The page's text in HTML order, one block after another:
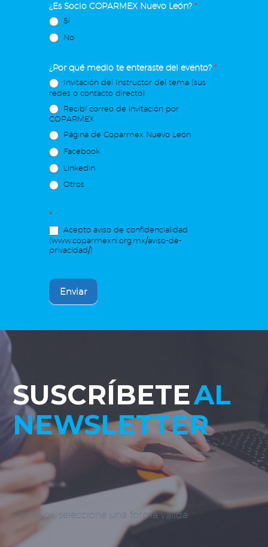
¿Es Socio COPARMEX Nuevo León? *
Sí
No
¿Por qué medio te enteraste del evento? *
Invitación del Instructor del tema (sus
redes o contacto directo)
Recibí correo de invitación por
COPARMEX
Página de Coparmex Nuevo León
Facebook
Linkedin
Otros
*
Acepto aviso de confidencialidad
(www.coparmexnl.org.mx/aviso-de-
privacidad/)
Enviar
SUSCRÍBETEAL
NEWSLETTER
Por favor, seleccione una forma válida